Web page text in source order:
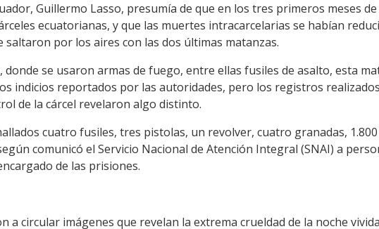
Guillermo Lasso, presumía de que en los tres primeros meses de
ecuatorianas, y que las muertes intracarcelarias se habían
por los aires con las dos últimas matanzas.
donde se usaron armas de fuego, entre ellas fusiles de asalto, esta
indicios reportados por las autoridades, pero los registros
de la cárcel revelaron algo distinto.
cuatro fusiles, tres pistolas, un revolver, cuatro granadas, 1.800
comunicó el Servicio Nacional de Atención Integral (SNAI) a
de las prisiones.
a circular imágenes que revelan la extrema crueldad de la noche